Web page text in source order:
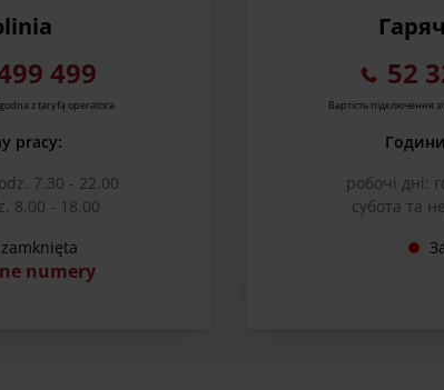
499
z taryfą operatora
pracy:
7.30 - 22.00
8.00 - 18.00
numery
52
Вартість підключення
робочі дні:
субота та